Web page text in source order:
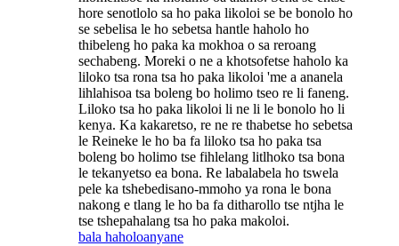
hore senotlolo sa ho paka likoloi se be bonolo ho
se sebelisa le ho sebetsa hantle haholo ho
thibeleng ho paka ka mokhoa o sa reroang
sechabeng. Moreki o ne a khotsofetse haholo ka
liloko tsa rona tsa ho paka likoloi 'me a ananela
lihlahisoa tsa boleng bo holimo tseo re li faneng.
Liloko tsa ho paka likoloi li ne li le bonolo ho li
kenya. Ka kakaretso, re ne re thabetse ho sebetsa
le Reineke le ho ba fa liloko tsa ho paka tsa
boleng bo holimo tse fihlelang litlhoko tsa bona
le tekanyetso ea bona. Re labalabela ho tswela
pele ka tshebedisano-mmoho ya rona le bona
nakong e tlang le ho ba fa ditharollo tse ntjha le
tse tshepahalang tsa ho paka makoloi.
bala haholoanyane